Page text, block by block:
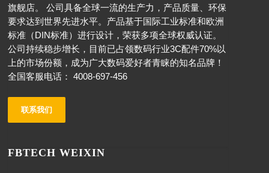
旗舰店。 公司具备全球一流的生产力，产品质量、环保
要求达到世界先进水平。产品基于国际工业标准和欧洲
标准（DIN标准）进行设计，荣获多项全球权威认证。
公司持续稳步增长，目前已占领数码行业3C配件70%以
上的市场份额，成为广大数码爱好者青睐的知名品牌！
全国客服电话： 4008-697-456
联系我们
FBTECH WEIXIN